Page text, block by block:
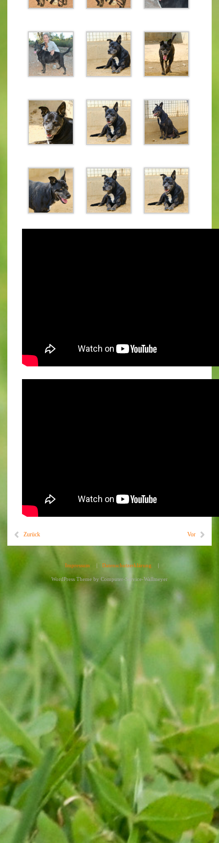
Zurück Vor
Impressum | Datenschutzerklärung |
WordPress Theme by Computer-Service-Wallmeyer